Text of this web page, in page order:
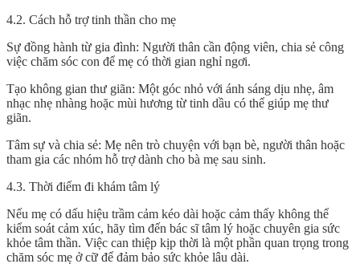
4.2. Cách hỗ trợ tinh thần cho mẹ
Sự đồng hành từ gia đình: Người thân cần động viên, chia sẻ công
việc chăm sóc con để mẹ có thời gian nghỉ ngơi.
Tạo không gian thư giãn: Một góc nhỏ với ánh sáng dịu nhẹ, âm
nhạc nhẹ nhàng hoặc mùi hương từ tinh dầu có thể giúp mẹ thư
giãn.
Tâm sự và chia sẻ: Mẹ nên trò chuyện với bạn bè, người thân hoặc
tham gia các nhóm hỗ trợ dành cho bà mẹ sau sinh.
4.3. Thời điểm đi khám tâm lý
Nếu mẹ có dấu hiệu trầm cảm kéo dài hoặc cảm thấy không thể
kiểm soát cảm xúc, hãy tìm đến bác sĩ tâm lý hoặc chuyên gia sức
khỏe tâm thần. Việc can thiệp kịp thời là một phần quan trọng trong
chăm sóc mẹ ở cữ để đảm bảo sức khỏe lâu dài.